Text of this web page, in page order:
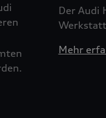
Der Audi
Mehr